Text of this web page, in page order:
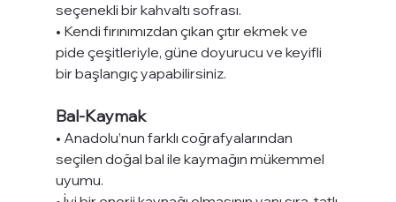
seçenekli bir kahvaltı sofrası.
• Kendi fırınımızdan çıkan çıtır ekmek ve
pide çeşitleriyle, güne doyurucu ve keyifli
bir başlangıç yapabilirsiniz.
Bal-Kaymak
• Anadolu’nun farklı coğrafyalarından
seçilen doğal bal ile kaymağın mükemmel
uyumu.